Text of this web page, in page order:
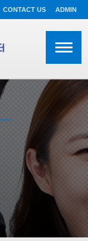
CONTACT US ADMIN